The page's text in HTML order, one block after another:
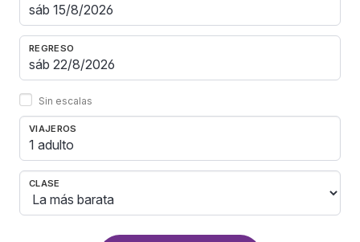
REGRESO
Sin escalas
VIAJEROS
1 adulto
CLASE